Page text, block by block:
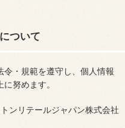
ついて
令・規範を遵守し、個人情報
努めます。
ンリテールジャパン株式会社